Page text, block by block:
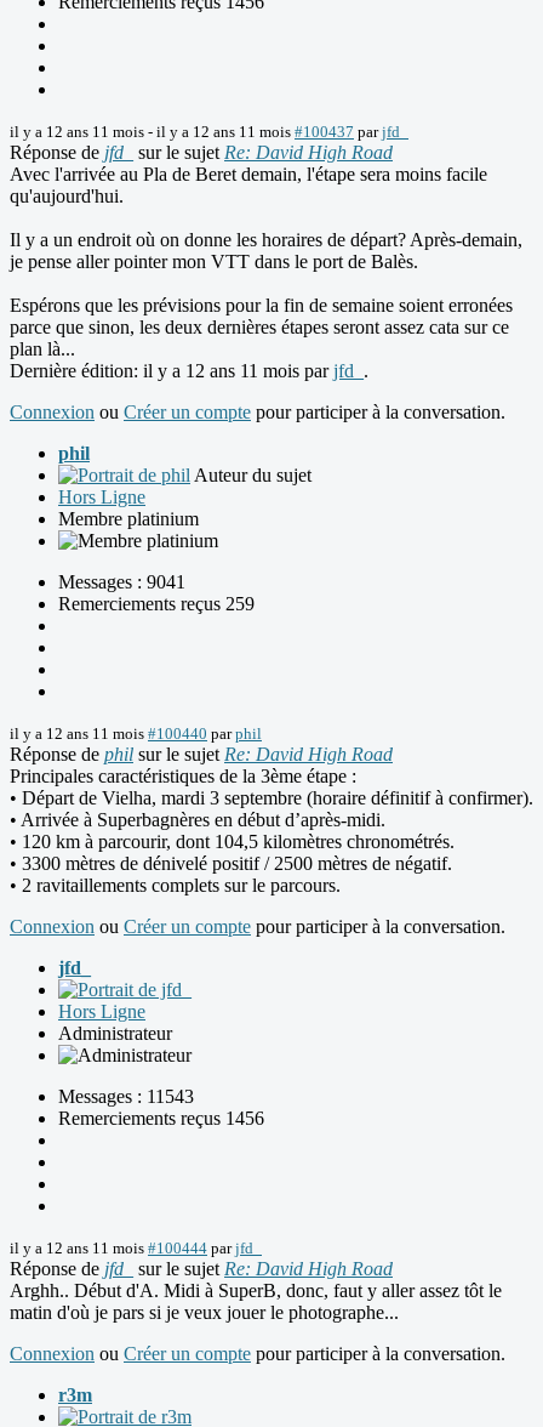
il y a 12 ans 11 mois - il y a 12 ans 11 mois #100437 parjfd_
Réponse de jfd_ sur le sujet Re: David High Road
Avec l'arrivée au Pla de Beret demain, l'étape sera moins facile
qu'aujourd'hui.
Il y a un endroit où on donne les horaires de départ? Après-demain,
je pense aller pointer mon VTT dans le port de Balès.
Espérons que les prévisions pour la fin de semaine soient erronées
parce que sinon, les deux dernières étapes seront assez cata sur ce
plan là...
Dernière édition: il y a 12 ans 11 mois parjfd_ .
Connexion ou Créer un compte pour participer à la conversation.
phil
Auteur du sujet
Hors Ligne
Membre platinium
Messages : 9041
Remerciements reçus 259
il y a 12 ans 11 mois #100440 parphil
Réponse de phil sur le sujet Re: David High Road
Principales caractéristiques de la 3ème étape :
• Départ de Vielha, mardi 3 septembre (horaire définitif à confirmer).
• Arrivée à Superbagnères en début d’après-midi.
• 120 km à parcourir, dont 104,5 kilomètres chronométrés.
• 3300 mètres de dénivelé positif / 2500 mètres de négatif.
• 2 ravitaillements complets sur le parcours.
Connexion ou Créer un compte pour participer à la conversation.
jfd_
Hors Ligne
Administrateur
Messages : 11543
Remerciements reçus 1456
il y a 12 ans 11 mois #100444 parjfd_
Réponse de jfd_ sur le sujet Re: David High Road
Arghh.. Début d'A. Midi à SuperB, donc, faut y aller assez tôt le
matin d'où je pars si je veux jouer le photographe...
Connexion ou Créer un compte pour participer à la conversation.
r3m